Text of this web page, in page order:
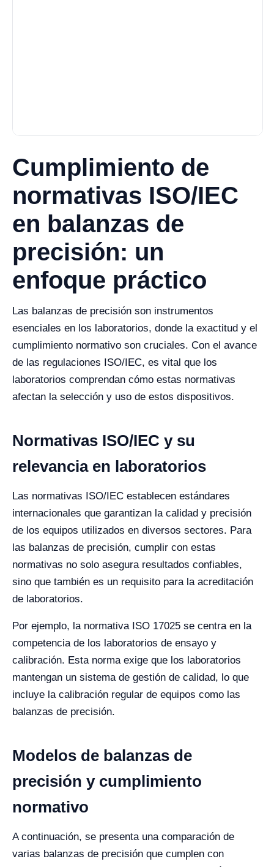
Cumplimiento de
normativas ISO/IEC
en balanzas de
precisión: un
enfoque práctico
Las balanzas de precisión son instrumentos
esenciales en los laboratorios, donde la exactitud y el
cumplimiento normativo son cruciales. Con el avance
de las regulaciones ISO/IEC, es vital que los
laboratorios comprendan cómo estas normativas
afectan la selección y uso de estos dispositivos.
Normativas ISO/IEC y su
relevancia en laboratorios
Las normativas ISO/IEC establecen estándares
internacionales que garantizan la calidad y precisión
de los equipos utilizados en diversos sectores. Para
las balanzas de precisión, cumplir con estas
normativas no solo asegura resultados confiables,
sino que también es un requisito para la acreditación
de laboratorios.
Por ejemplo, la normativa ISO 17025 se centra en la
competencia de los laboratorios de ensayo y
calibración. Esta norma exige que los laboratorios
mantengan un sistema de gestión de calidad, lo que
incluye la calibración regular de equipos como las
balanzas de precisión.
Modelos de balanzas de
precisión y cumplimiento
normativo
A continuación, se presenta una comparación de
varias balanzas de precisión que cumplen con